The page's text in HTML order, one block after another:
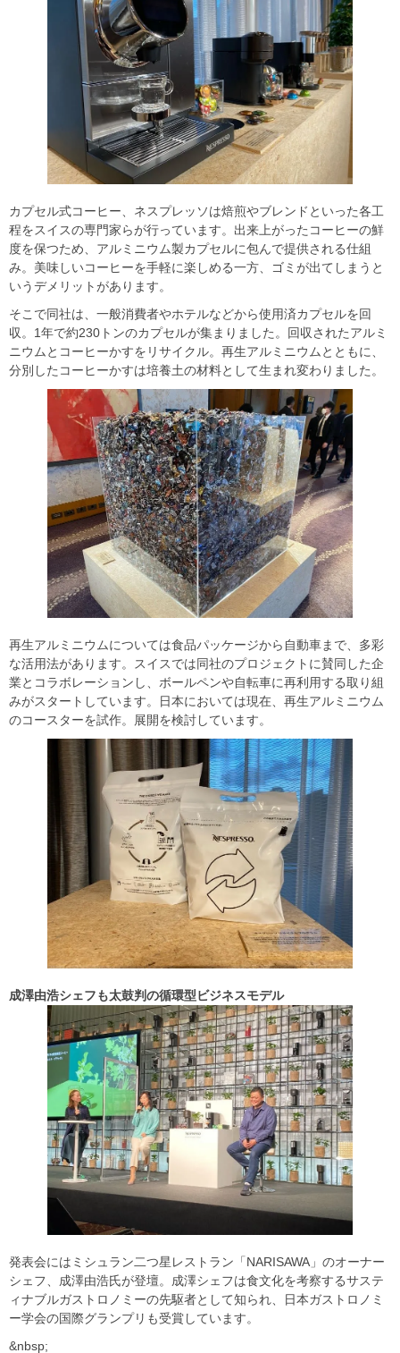
カプセル式コーヒー、ネスプレッソは焙煎やブレンドといった各工
程をスイスの専門家らが行っています。出来上がったコーヒーの鮮
度を保つため、アルミニウム製カプセルに包んで提供される仕組
み。美味しいコーヒーを手軽に楽しめる一方、ゴミが出てしまうと
いうデメリットがあります。
そこで同社は、一般消費者やホテルなどから使用済カプセルを回
収。1年で約230トンのカプセルが集まりました。回収されたアルミ
ニウムとコーヒーかすをリサイクル。再生アルミニウムとともに、
分別したコーヒーかすは培養土の材料として生まれ変わりました。
再生アルミニウムについては食品パッケージから自動車まで、多彩
な活用法があります。スイスでは同社のプロジェクトに賛同した企
業とコラボレーションし、ボールペンや自転車に再利用する取り組
みがスタートしています。日本においては現在、再生アルミニウム
のコースターを試作。展開を検討しています。
成澤由浩シェフも太鼓判の循環型ビジネスモデル
発表会にはミシュラン二つ星レストラン「NARISAWA」のオーナー
シェフ、成澤由浩氏が登壇。成澤シェフは食文化を考察するサステ
ィナブルガストロノミーの先駆者として知られ、日本ガストロノミ
ー学会の国際グランプリも受賞しています。
&nbsp;